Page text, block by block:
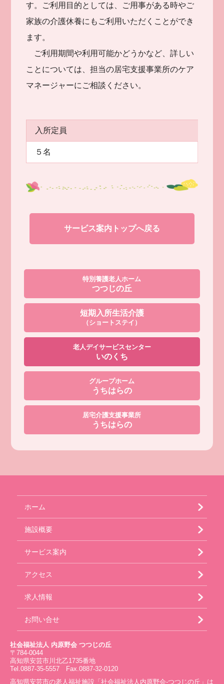
す。ご利用目的としては、ご用事がある時やご
家族の介護休養にもご利用いただくことができ
ます。
ご利用期間や利用可能かどうかなど、詳しい
ことについては、担当の居宅支援事業所のケア
マネージャーにご相談ください。
入所定員
５名
サービス案内トップへ戻る
特別養護老人ホーム
つつじの丘
短期入所生活介護
（ショートステイ）
老人デイサービスセンター
いのくち
グループホーム
うちはらの
居宅介護支援事業所
うちはらの
ホーム
施設概要
サービス案内
アクセス
求人情報
お問い合せ
社会福祉法人 内原野会 つつじの丘
〒784-0044
高知県安芸市川北乙1735番地
Tel.0887-35-5557 Fax.0887-32-0120
高知県安芸市の老人福祉施設「社会福祉法人内原野会-つつじの丘」は